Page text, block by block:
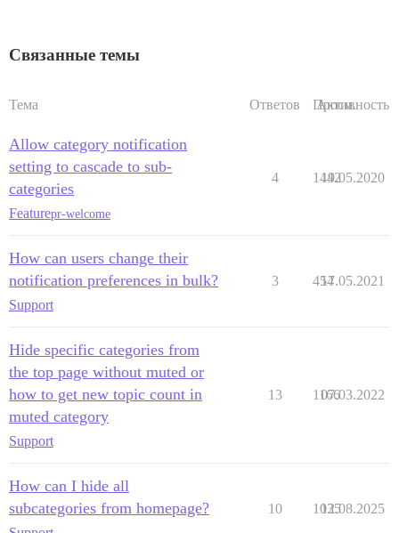
Связанные темы
Тема Ответов Просм.
Активность
Allow category notification
setting to cascade to sub-
categories
Featurepr-welcome
4 1442
19.05.2020
How can users change their
notification preferences in bulk?
Support
3 454
17.05.2021
Hide specific categories from
the top page without muted or
how to get new topic count in
muted category
Support
13 1166
07.03.2022
How can I hide all
subcategories from homepage?
10 1035
12.08.2025